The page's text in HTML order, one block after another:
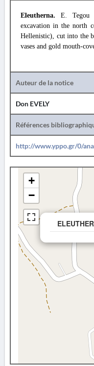
Eleutherna. E. Tegou
excavation in the north
Hellenistic), cut into the
vases and gold mouth-
Auteur de la notice
Don EVELY
Références
http://www.yppo.gr/0/
+
−